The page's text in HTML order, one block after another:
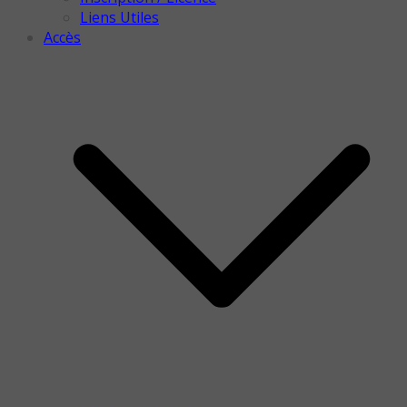
Liens Utiles
Accès